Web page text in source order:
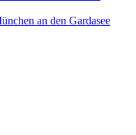
an den Gardasee